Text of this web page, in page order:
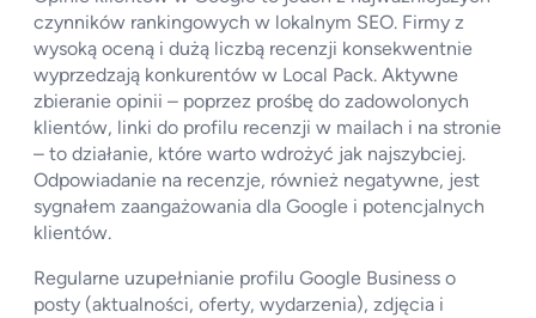
czynników rankingowych w lokalnym SEO. Firmy z
wysoką oceną i dużą liczbą recenzji konsekwentnie
wyprzedzają konkurentów w Local Pack. Aktywne
zbieranie opinii – poprzez prośbę do zadowolonych
klientów, linki do profilu recenzji w mailach i na stronie
– to działanie, które warto wdrożyć jak najszybciej.
Odpowiadanie na recenzje, również negatywne, jest
sygnałem zaangażowania dla Google i potencjalnych
klientów.
Regularne uzupełnianie profilu Google Business o
posty (aktualności, oferty, wydarzenia), zdjęcia i